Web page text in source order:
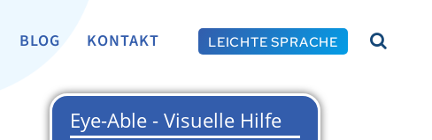
BLOG KONTAKT LEICHTE SPRACHE